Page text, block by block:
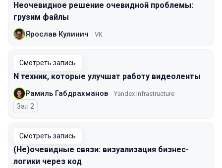
Неочевидное решение очевидной проблемы:
грузим файлы
Ярослав Кулинич VK
Смотреть запись
N техник, которые улучшат работу видеоленты
Рамиль Габдрахманов Yandex Infrastructure
Зал 2
Смотреть запись
(Не)очевидные связи: визуализация бизнес-
логики через код